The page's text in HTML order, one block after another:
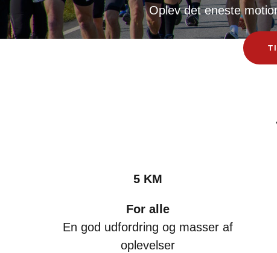
Oplev det eneste
5 KM
For alle
En god udfordring og masser af
oplevelser